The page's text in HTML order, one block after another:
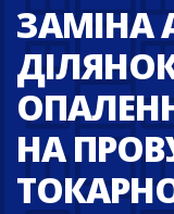
ЗАМІНА
НА